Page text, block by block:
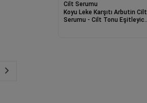
Cilt Serumu
Koyu Leke Karşıtı Arbutin Cilt
Serumu - Cilt Tonu Eşitleyici